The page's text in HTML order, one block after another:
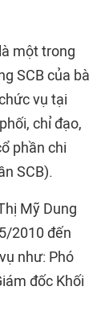
một trong
SCB của bà
vụ tại
chỉ đạo,
phần chi
SCB).
Mỹ Dung
2010 đến
như: Phó
đốc Khối